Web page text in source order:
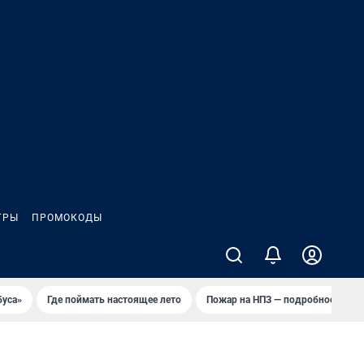
ПРОМОКОДЫ
Где поймать настоящее лето Пожар на НПЗ — подробности